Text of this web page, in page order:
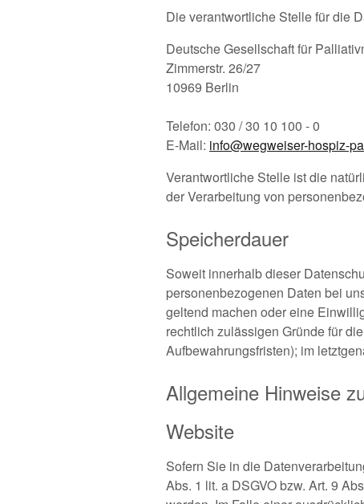
Die verantwortliche Stelle für die
Deutsche Gesellschaft für
Zimmerstr. 26/27
10969 Berlin
Telefon: 030 / 30 10 100 - 0
E-Mail: info@wegweiser-hospiz-
Verantwortliche Stelle ist die
der Verarbeitung von
Speicherdauer
Soweit innerhalb dieser
personenbezogenen Daten bei
geltend machen oder eine
rechtlich zulässigen Gründe für
Aufbewahrungsfristen); im
Allgemeine Hinweise
Website
Sofern Sie in die
Abs. 1 lit. a DSGVO bzw. Art. 9